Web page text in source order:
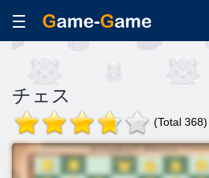
チェス
(Total 368)